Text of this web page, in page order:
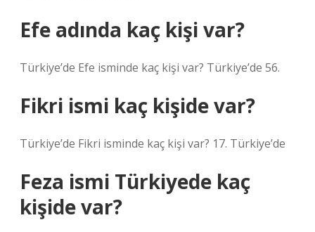
Efe adında kaç kişi var?
Türkiye’de Efe isminde kaç kişi var? Türkiye’de 56.
Fikri ismi kaç kişide var?
Türkiye’de Fikri isminde kaç kişi var? 17. Türkiye’de
Feza ismi Türkiyede kaç
kişide var?